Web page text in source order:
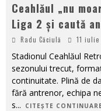
Ceahlăul „nu
Liga 2 și caută
Radu Căciulă 11 iulie
Stadionul Ceahlăul
sezonului trecut,
continuitate. Plină de
fără antrenor, echipa
s... CITEȘTE